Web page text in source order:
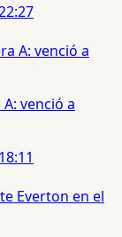
venció a